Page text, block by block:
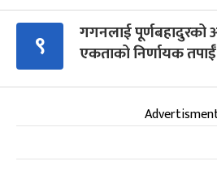
९
गगनलाई पूर्णबहादुरको
एकताको निर्णायक तपाईँ